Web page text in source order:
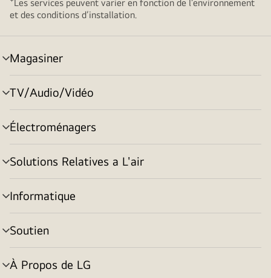
Les services peuvent varier en fonction de l’environnement
et des conditions d’installation.
Magasiner
menu
basculement
TV/Audio/Vidéo
menu
basculement
Électroménagers
menu
basculement
Solutions Relatives a L'air
menu
basculement
Informatique
menu
basculement
Soutien
menu
basculement
À Propos de LG
menu